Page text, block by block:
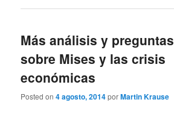
Más análisis y preguntas
sobre Mises y las crisis
económicas
Posted on4 agosto, 2014porMartin Krause